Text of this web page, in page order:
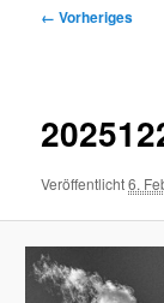
Bilder-
← Vorheriges
Veröffentlicht6.